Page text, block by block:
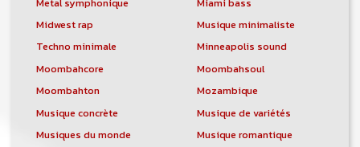
Midwest rap
Musique minimaliste
Techno minimale
Minneapolis sound
Moombahcore
Moombahsoul
Moombahton
Mozambique
Musique concrète
Musique de variétés
Musiques du monde
Musique romantique